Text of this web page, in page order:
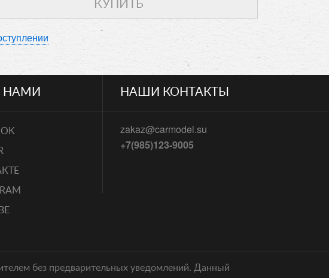
НАМИ НАШИ КОНТАКТЫ
zakaz@carmodel.su
+7(985)123-9005
без предварительных уведомлений. Данный